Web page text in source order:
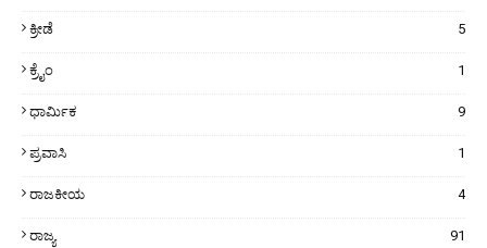
ಕ್ರೀಡೆ 5
ಕ್ರೈಂ 1
ಧಾರ್ಮಿಕ 9
ಪ್ರವಾಸಿ 1
ರಾಜಕೀಯ 4
ರಾಜ್ಯ 91